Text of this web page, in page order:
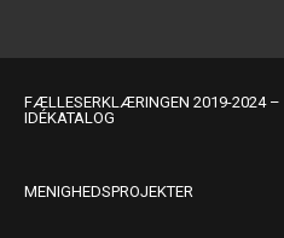
FÆLLESERKLÆRINGEN 2019-2024 –
IDÉKATALOG
MENIGHEDSPROJEKTER